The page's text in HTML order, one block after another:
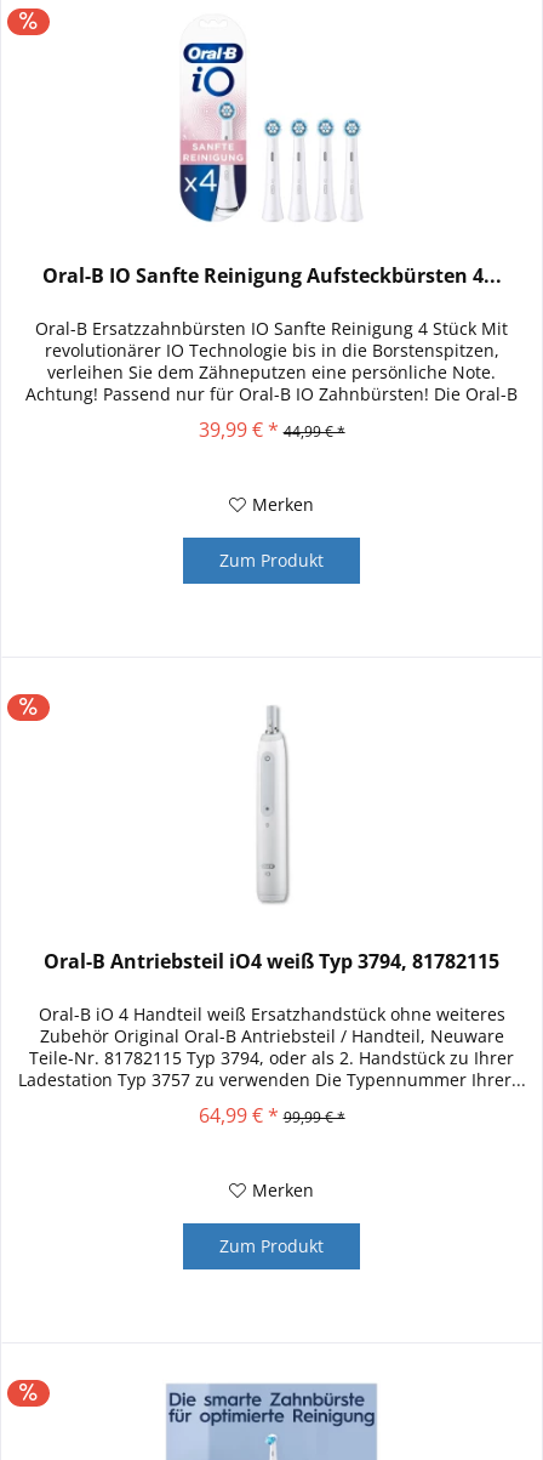
Oral-B IO Sanfte Reinigung Aufsteckbürsten 4...
Oral-B Ersatzzahnbürsten IO Sanfte Reinigung 4 Stück Mit
revolutionärer IO Technologie bis in die Borstenspitzen,
verleihen Sie dem Zähneputzen eine persönliche Note.
Achtung! Passend nur für Oral-B IO Zahnbürsten! Die Oral-B
39,99 € * 44,99 € *
Merken
Zum Produkt
Oral-B Antriebsteil iO4 weiß Typ 3794, 81782115
Oral-B iO 4 Handteil weiß Ersatzhandstück ohne weiteres
Zubehör Original Oral-B Antriebsteil / Handteil, Neuware
Teile-Nr. 81782115 Typ 3794, oder als 2. Handstück zu Ihrer
Ladestation Typ 3757 zu verwenden Die Typennummer Ihrer...
64,99 € * 99,99 € *
Merken
Zum Produkt